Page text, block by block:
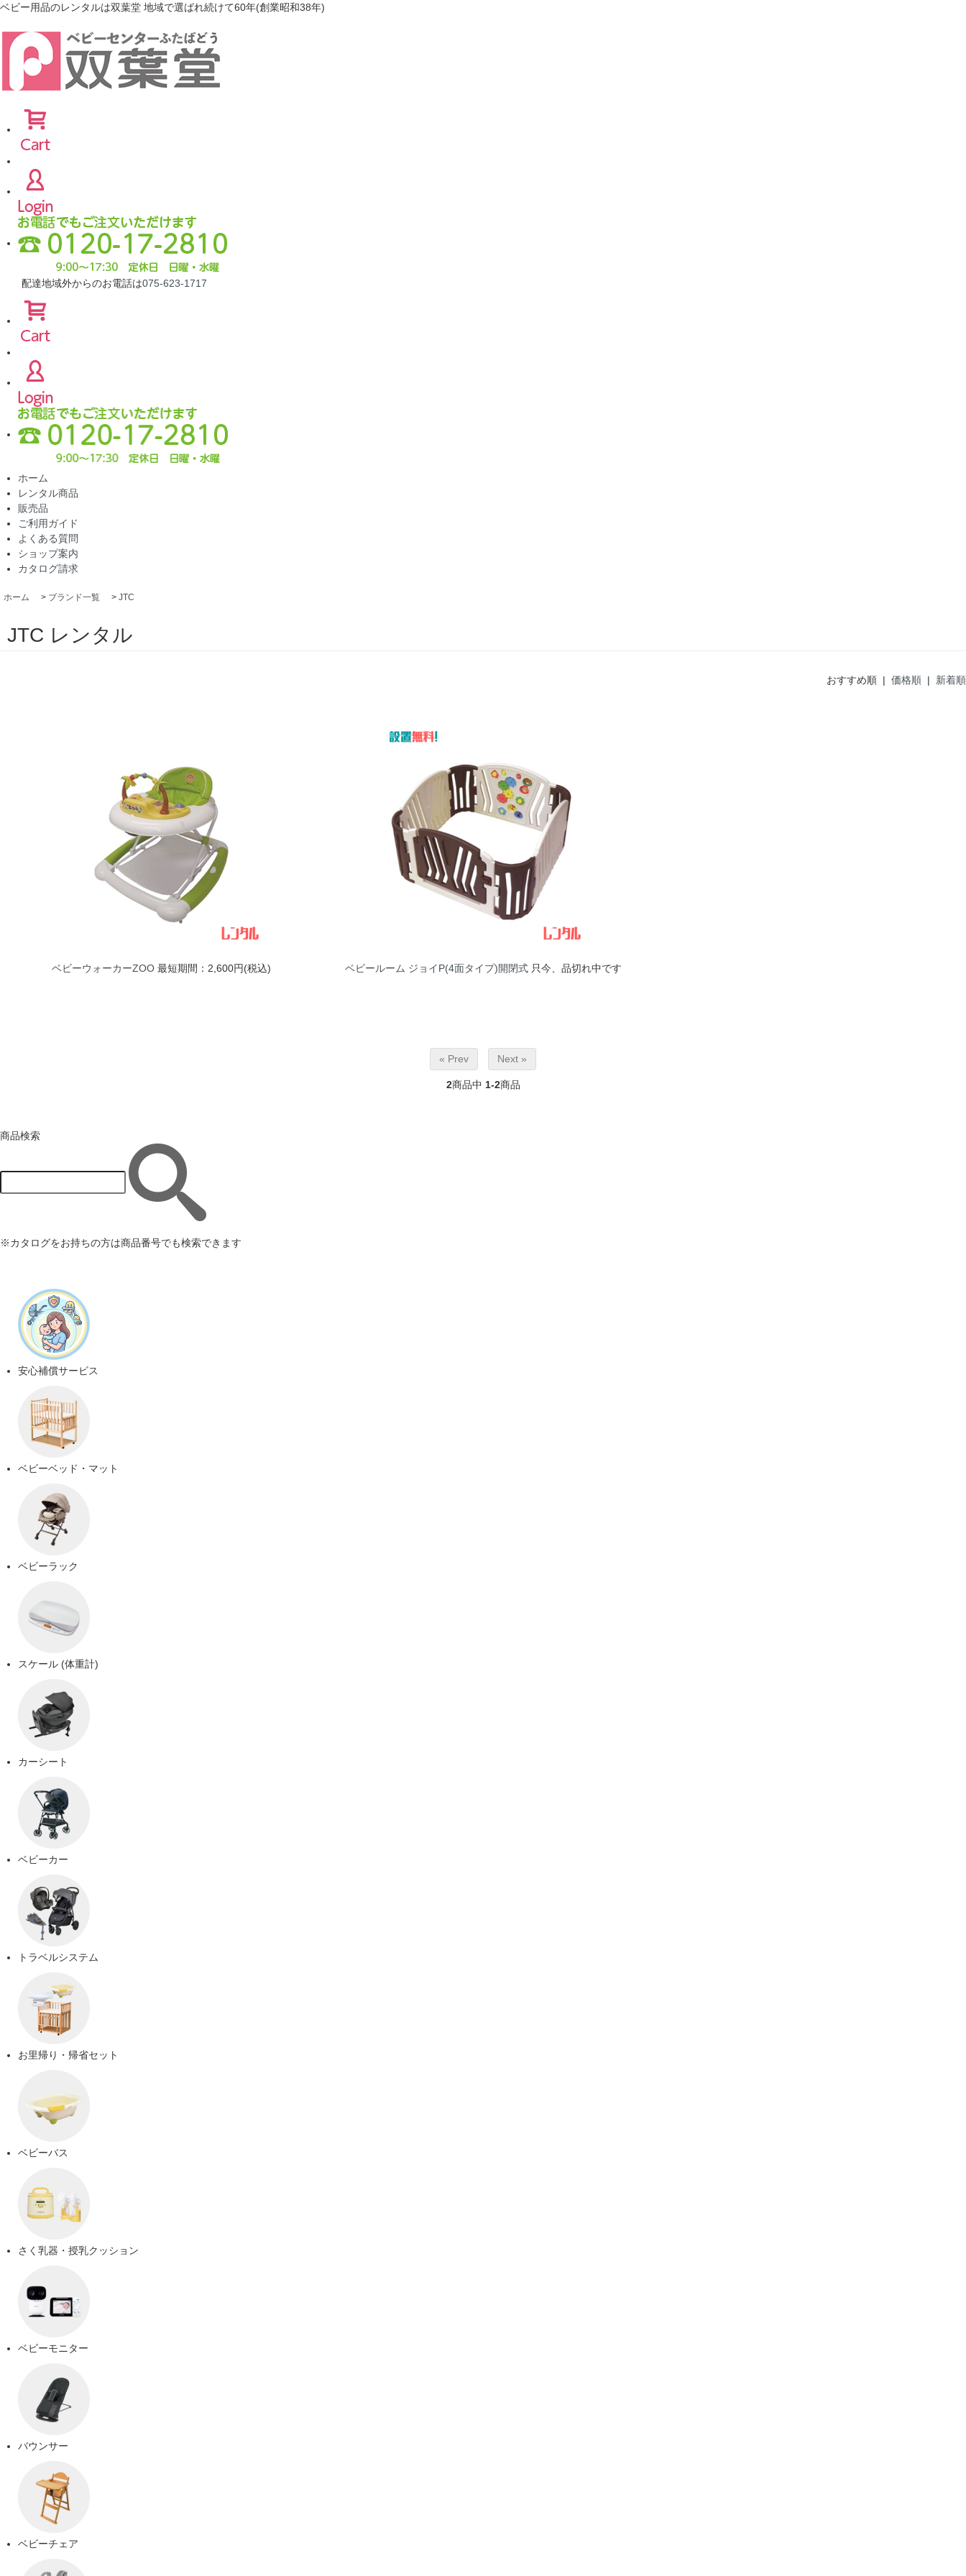
ベビー用品のレンタルは双葉堂 地域で選ばれ続けて60年(創業昭和38年)
配達地域外からのお電話は075-623-1717
ホーム
レンタル商品
販売品
ご利用ガイド
よくある質問
ショップ案内
カタログ請求
ホーム > ブランド一覧 > JTC
JTC レンタル
おすすめ順 | 価格順 | 新着順
ベビーウォーカーZOO 最短期間：2,600円(税込) ベビールーム ジョイP(4面タイプ)開閉式只今、品切れ中です
« Prev Next »
2商品中 1-2商品
商品検索
※カタログをお持ちの方は商品番号でも検索できます
安心補償サービス
ベビーベッド・マット
ベビーラック
スケール (体重計)
カーシート
ベビーカー
トラベルシステム
お里帰り・帰省セット
ベビーバス
さく乳器・授乳クッション
ベビーモニター
バウンサー
ベビーチェア